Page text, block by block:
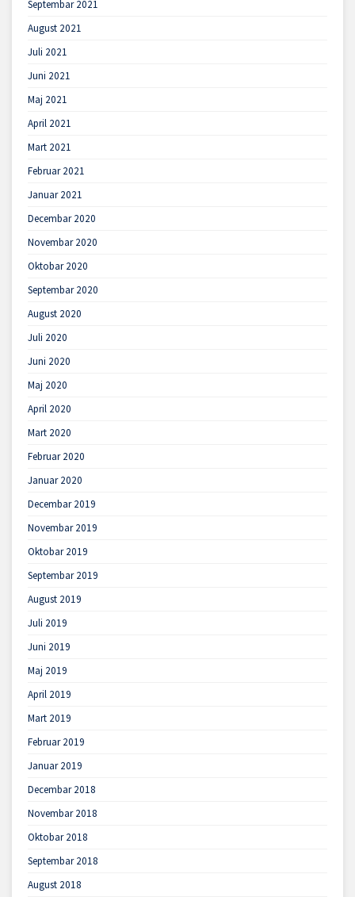
Septembar 2021
August 2021
Juli 2021
Juni 2021
Maj 2021
April 2021
Mart 2021
Februar 2021
Januar 2021
Decembar 2020
Novembar 2020
Oktobar 2020
Septembar 2020
August 2020
Juli 2020
Juni 2020
Maj 2020
April 2020
Mart 2020
Februar 2020
Januar 2020
Decembar 2019
Novembar 2019
Oktobar 2019
Septembar 2019
August 2019
Juli 2019
Juni 2019
Maj 2019
April 2019
Mart 2019
Februar 2019
Januar 2019
Decembar 2018
Novembar 2018
Oktobar 2018
Septembar 2018
August 2018